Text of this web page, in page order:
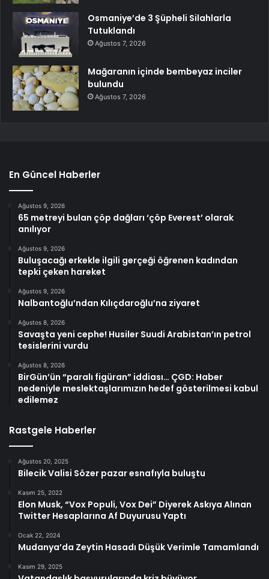
Osmaniye’de 3 Şüpheli Silahlarla
Tutuklandı
Ağustos 7, 2026
Mağaranın içinde bembeyaz inciler
bulundu
Ağustos 7, 2026
En Güncel Haberler
Ağustos 9, 2026
65 metreyi bulan çöp dağları ‘çöp Everest’ olarak
anılıyor
Ağustos 9, 2026
Buluşacağı erkekle ilgili gerçeği öğrenen kadından
tepki çeken hareket
Ağustos 9, 2026
Nalbantoğlu’ndan Kılıçdaroğlu’na ziyaret
Ağustos 8, 2026
Savaşta yeni cephe! Husiler Suudi Arabistan’ın petrol
tesislerini vurdu
Ağustos 8, 2026
BirGün’ün “paralı figüran” iddiası… ÇGD: Haber
nedeniyle meslektaşlarımızın hedef gösterilmesi kabul
edilemez
Rastgele Haberler
Ağustos 20, 2025
Bilecik Valisi Sözer pazar esnafıyla buluştu
Kasım 25, 2022
Elon Musk, “Vox Populi, Vox Dei” Diyerek Askıya Alınan
Twitter Hesaplarına Af Duyurusu Yaptı
Ocak 22, 2024
Mudanya’da Zeytin Hasadı Düşük Verimle Tamamlandı
Kasım 29, 2025